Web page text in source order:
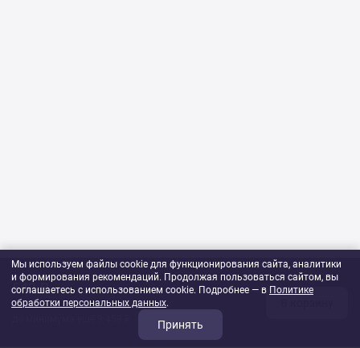
542 ₽
1шт
Мы используем файлы cookie для функционирования сайта, аналитики
и формирования рекомендаций. Продолжая пользоваться сайтом, вы
соглашаетесь с использованием cookie. Подробнее — в Политике
обработки персональных данных.
Принять